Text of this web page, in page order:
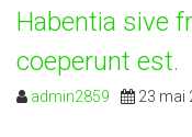
Habentia sive
coeperunt est.
admin2859 23 mai